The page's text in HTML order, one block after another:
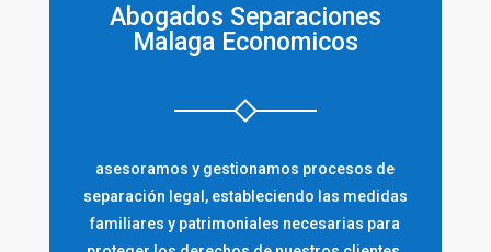
Abogados Separaciones
Malaga Economicos
asesoramos y gestionamos procesos de
separación legal, estableciendo las medidas
familiares y patrimoniales necesarias para